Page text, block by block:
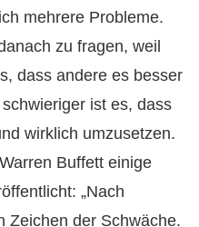
mehrere Probleme.
zu fragen, weil
dass andere es besser
ist es, dass
wirklich umzusetzen.
Buffett einige
„Nach
Zeichen der Schwäche.